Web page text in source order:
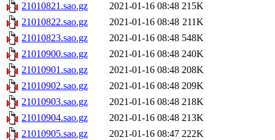
21010821.sao.gz
2021-01-16 08:48 215K
21010822.sao.gz
2021-01-16 08:48 211K
21010823.sao.gz
2021-01-16 08:48 548K
21010900.sao.gz
2021-01-16 08:48 240K
21010901.sao.gz
2021-01-16 08:48 208K
21010902.sao.gz
2021-01-16 08:48 209K
21010903.sao.gz
2021-01-16 08:48 218K
21010904.sao.gz
2021-01-16 08:48 213K
21010905.sao.gz
2021-01-16 08:47 222K